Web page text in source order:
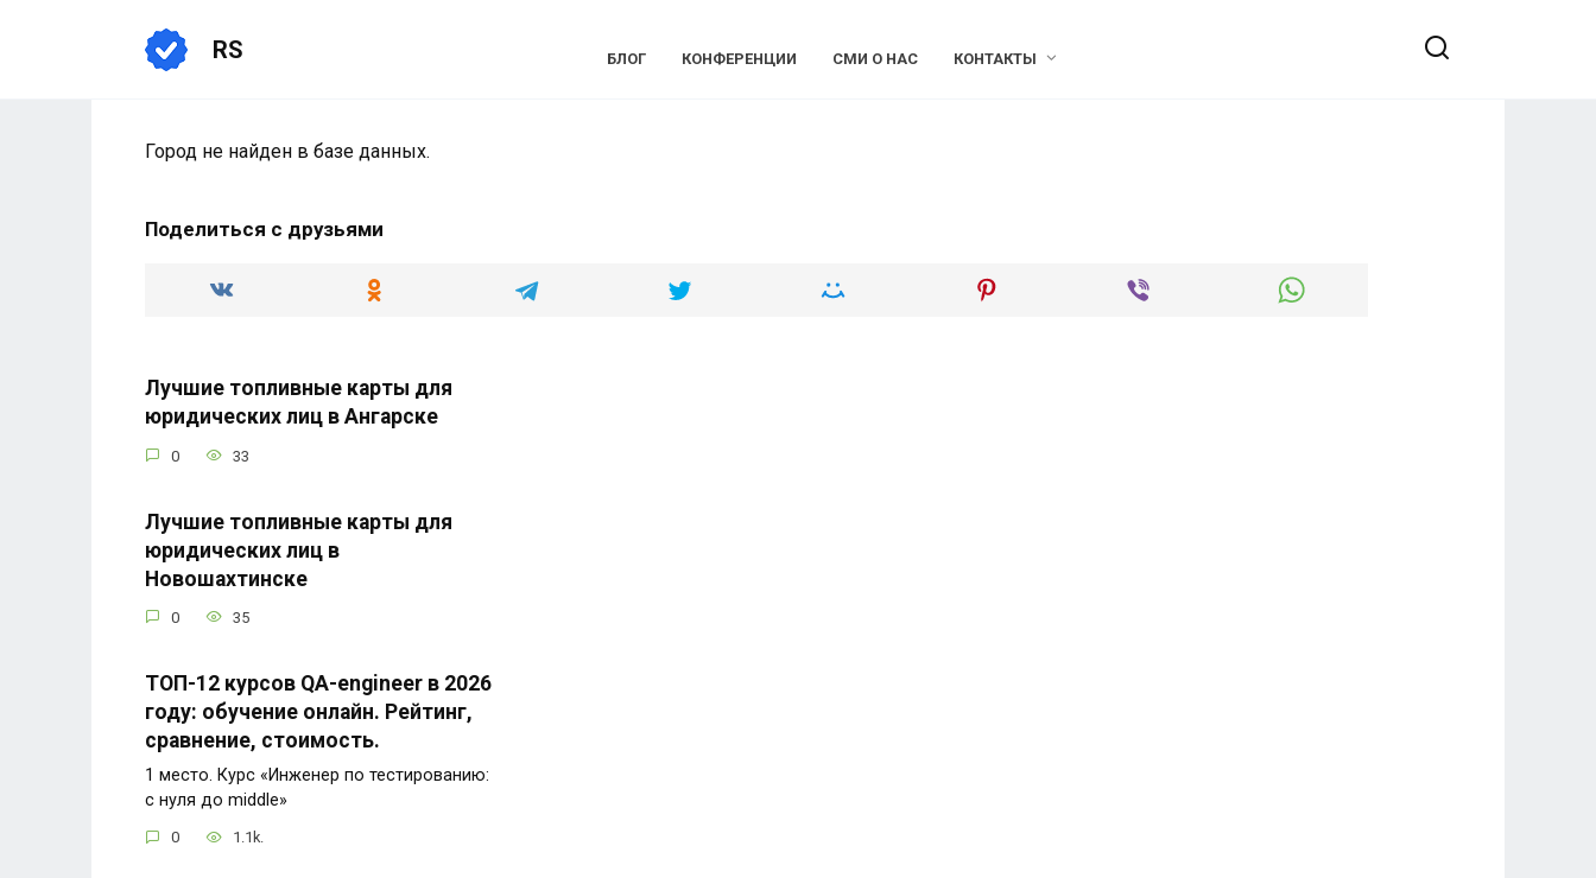
RS БЛОГ КОНФЕРЕНЦИИ СМИ О НАС КОНТАКТЫ
Город не найден в базе данных.
Поделиться с друзьями
Лучшие топливные карты для
юридических лиц в Ангарске
0 33
Лучшие топливные карты для
юридических лиц в
Новошахтинске
0 35
ТОП-12 курсов QA-engineer в 2026
году: обучение онлайн. Рейтинг,
сравнение, стоимость.
1 место. Курс «Инженер по тестированию:
с нуля до middle»
0 1.1k.